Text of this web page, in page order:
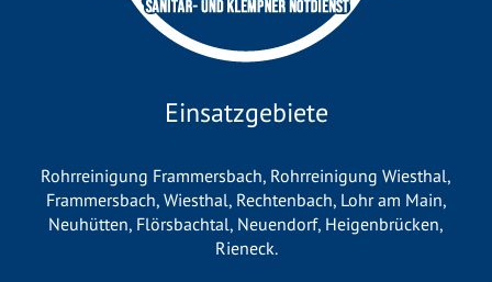
Einsatzgebiete
Rohrreinigung Frammersbach, Rohrreinigung Wiesthal,
Frammersbach, Wiesthal, Rechtenbach, Lohr am Main,
Neuhütten, Flörsbachtal, Neuendorf, Heigenbrücken,
Rieneck.